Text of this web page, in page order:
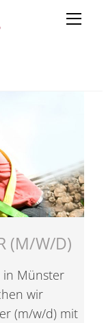
(M/W/D)
in Münster
wir
(m/w/d) mit